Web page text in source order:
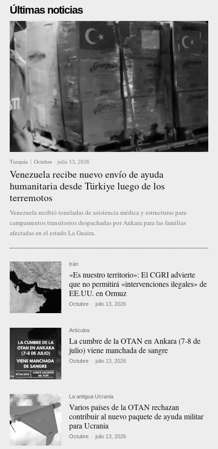
Últimas noticias
Turquía Octubre - julio 13, 2026
Venezuela recibe nuevo envío de ayuda
humanitaria desde Türkiye luego de los
terremotos
Venezuela recibió toneladas de asistencia médica y estructuras para
campamentos transitorios despachadas por Ankara para las familias
afectadas en el estado La Guaira.
Irán
«Es nuestro territorio»: El CGRI advierte
que no permitirá «intervenciones ilegales» de
EE.UU. en Ormuz
Octubre - julio 13, 2026
Artículos
La cumbre de la OTAN en Ankara (7-8 de
julio) viene manchada de sangre
Octubre - julio 13, 2026
La antigua Ucrania
Varios países de la OTAN rechazan
contribuir al nuevo paquete de ayuda militar
para Ucrania
Octubre - julio 13, 2026